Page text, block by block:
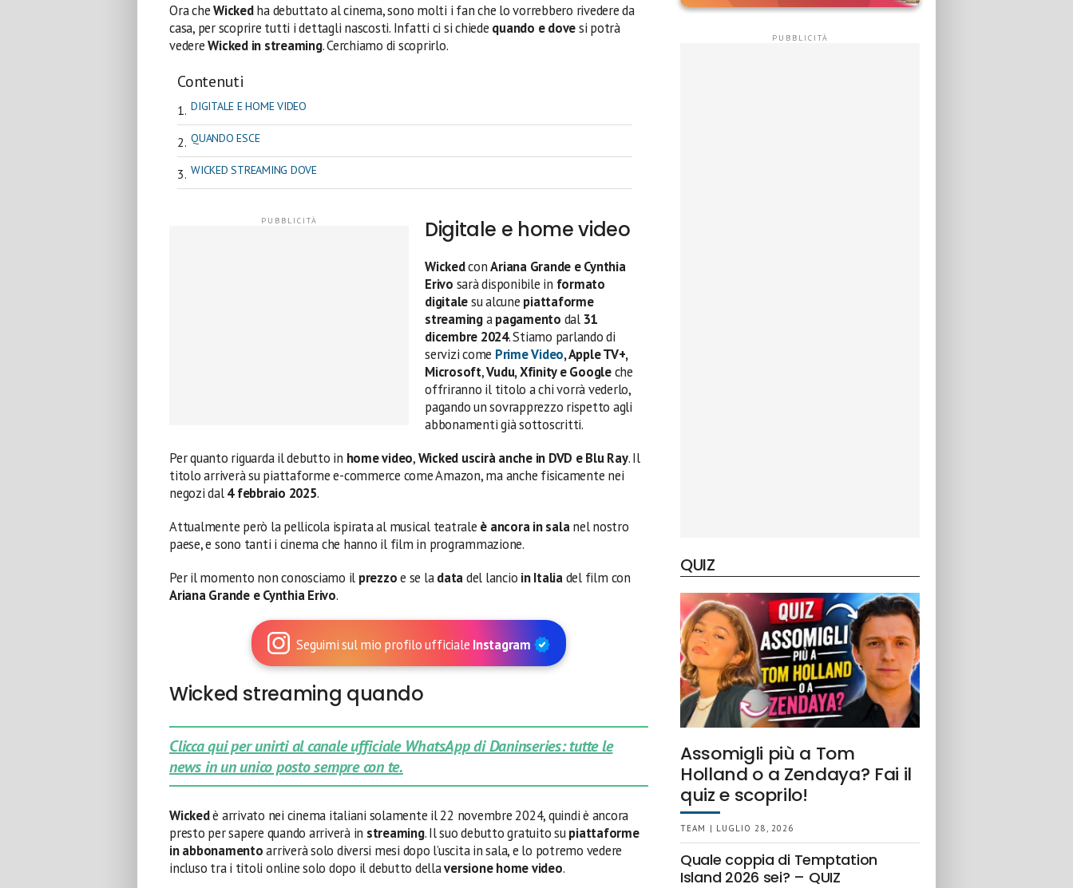
Ora cheWickedha debuttato al cinema, sono molti i fan che lo vorrebbero rivedere da
casa, per scoprire tutti i dettagli nascosti. Infatti ci si chiede quando e dovesi potrà
vedereWicked in streaming. Cerchiamo di scoprirlo.
Contenuti
DIGITALE E HOME VIDEO
QUANDO ESCE
WICKED STREAMING DOVE
Digitale e home video
WickedconAriana Grande e Cynthia
Erivo sarà disponibile in formato
digitalesu alcune piattaforme
streamingapagamento dal 31
dicembre 2024. Stiamo parlando di
servizi come Prime Video, Apple TV+,
Microsoft,Vudu, Xfinity e Googleche
offriranno il titolo a chi vorrà vederlo,
pagando un sovrapprezzo rispetto agli
abbonamenti già sottoscritti.
Per quanto riguarda il debutto in home video,Wicked uscirà anche in DVD e Blu Ray. Il
titolo arriverà su piattaforme e-commerce come Amazon, ma anche fisicamente nei
negozi dal4 febbraio 2025.
Attualmente però la pellicola ispirata al musical teatrale è ancora in salanel nostro
paese, e sono tanti i cinema che hanno il film in programmazione.
Per il momento non conosciamo il prezzoe se ladatadel lancio in Italiadel film con
Ariana Grande e Cynthia Erivo.
Seguimi sul mio profilo ufficiale Instagram
Wicked streaming quando
Clicca qui per unirti al canale ufficiale WhatsApp di Daninseries: tutte le
news in un unico posto sempre con te.
Wickedè arrivato nei cinema italiani solamente il 22 novembre 2024, quindi è ancora
presto per sapere quando arriverà in streaming. Il suo debutto gratuito supiattaforme
in abbonamentoarriverà solo diversi mesi dopo l’uscita in sala, e lo potremo vedere
incluso tra i titoli online solo dopo il debutto dellaversione home video.
QUIZ
Assomigli più a Tom
Holland o a Zendaya? Fai il
quiz e scoprilo!
TEAM | LUGLIO 28, 2026
Quale coppia di Temptation
Island 2026 sei? – QUIZ